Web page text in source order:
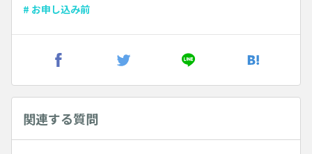
# お申し込み前
関連する質問